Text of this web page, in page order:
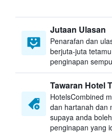
Jutaan Ulasan
Penarafan dan
berjuta-juta
penginapan
Tawaran Hotel
HotelsCombined
dan hartanah dan
supaya anda
penginapan yang